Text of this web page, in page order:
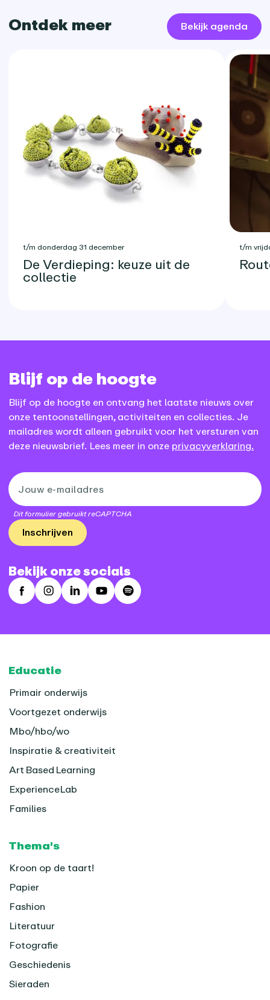
Ontdek meer Bekijk agenda
t/m donderdag 31 december
De Verdieping: keuze uit de
collectie
t/m
Blijf op de hoogte
Blijf op de hoogte en ontvang het laatste nieuws over
onze tentoonstellingen, activiteiten en collecties. Je
mailadres wordt alleen gebruikt voor het versturen van
deze nieuwsbrief. Lees meer in onze privacyverklaring.
Dit formulier gebruikt reCAPTCHA
Inschrijven
Bekijk onze socials
FacebookInstagram
LinkedInYoutubeSpotify
Footer
Educatie
Primair onderwijs
Voortgezet onderwijs
Mbo/hbo/wo
Inspiratie & creativiteit
Art Based Learning
ExperienceLab
Families
Thema's
Kroon op de taart!
Papier
Fashion
Literatuur
Fotografie
Geschiedenis
Sieraden